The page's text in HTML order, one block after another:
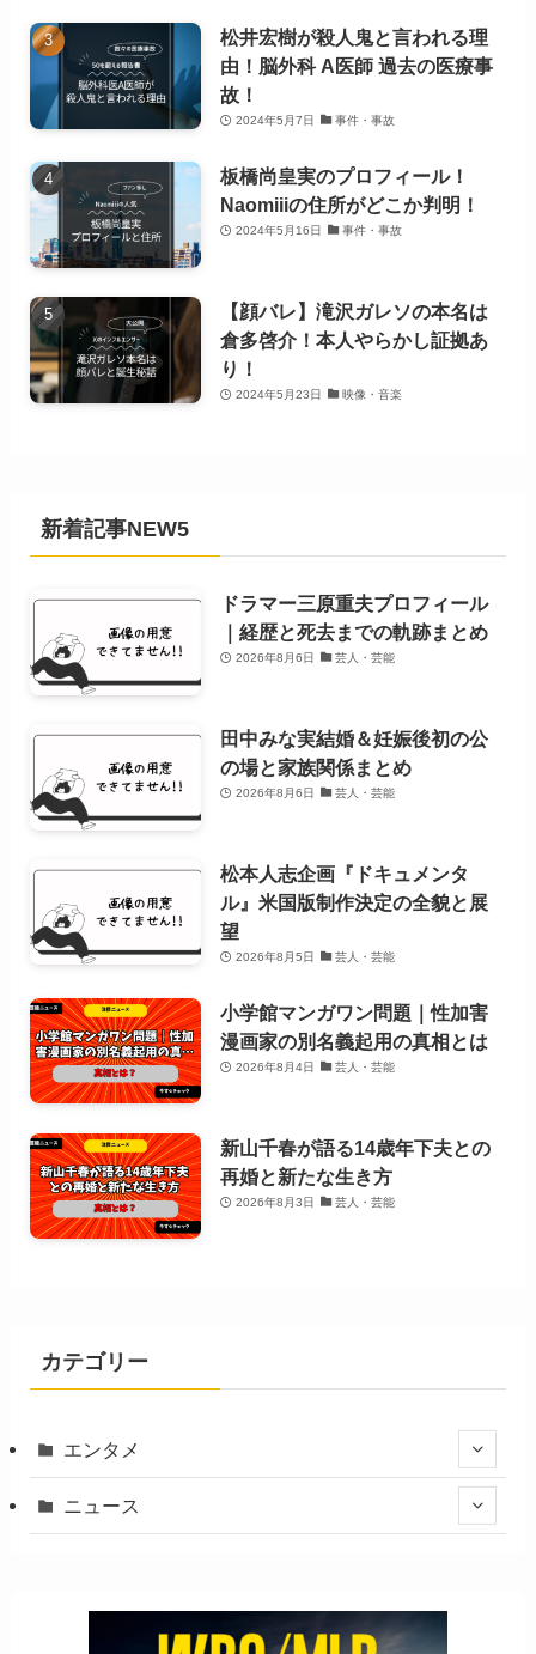
松井宏樹が殺人鬼と言われる理
由！脳外科 A医師 過去の医療事
故！
2024年5月7日 事件・事故
板橋尚皇実のプロフィール！
Naomiiiの住所がどこか判明！
2024年5月16日 事件・事故
【顔バレ】滝沢ガレソの本名は
倉多啓介！本人やらかし証拠あ
り！
2024年5月23日 映像・音楽
新着記事NEW5
ドラマー三原重夫プロフィール
｜経歴と死去までの軌跡まとめ
2026年8月6日 芸人・芸能
田中みな実結婚＆妊娠後初の公
の場と家族関係まとめ
2026年8月6日 芸人・芸能
松本人志企画『ドキュメンタ
ル』米国版制作決定の全貌と展
望
2026年8月5日 芸人・芸能
小学館マンガワン問題｜性加害
漫画家の別名義起用の真相とは
2026年8月4日 芸人・芸能
新山千春が語る14歳年下夫との
再婚と新たな生き方
2026年8月3日 芸人・芸能
カテゴリー
エンタメ
ニュース